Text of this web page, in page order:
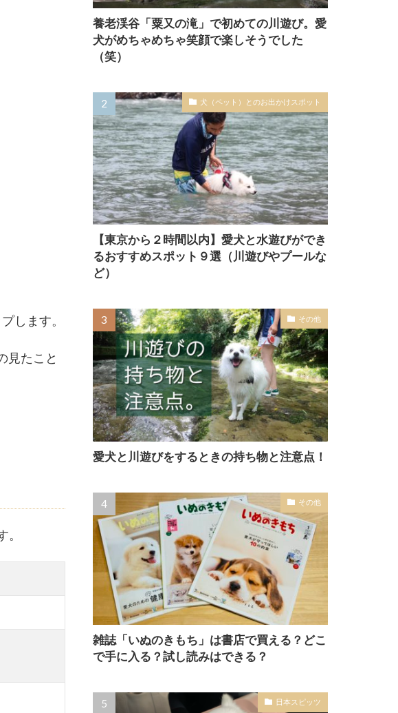
します。
見たこと
養老渓谷「粟又の滝」で初めての川遊び。愛
犬がめちゃめちゃ笑顔で楽しそうでした
（笑）
犬（ペット）とのお出かけスポット
【東京から２時間以内】愛犬と水遊びができ
るおすすめスポット９選（川遊びやプールな
ど）
その他
愛犬と川遊びをするときの持ち物と注意点！
その他
雑誌「いぬのきもち」は書店で買える？どこ
で手に入る？試し読みはできる？
日本スピッツ